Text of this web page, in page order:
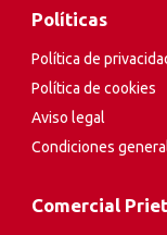
Políticas
Política de
Política de cookies
Aviso legal
Condiciones
Comercial